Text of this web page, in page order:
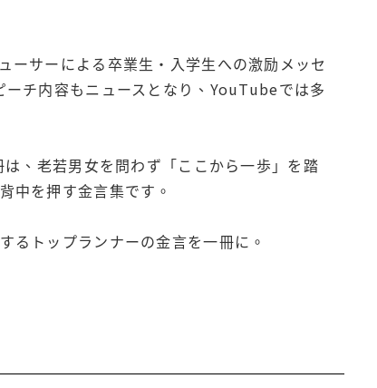
ーサーによる卒業生・入学生への激励メッセ
チ内容もニュースとなり、YouTubeでは多
、老若男女を問わず「ここから一歩」を踏
中を押す金言集です。
るトップランナーの金言を一冊に。